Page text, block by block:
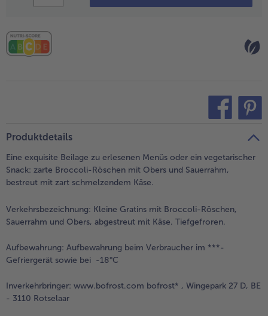
Produktdetails
Eine exquisite Beilage zu erlesenen Menüs oder ein vegetarischer
Snack: zarte Broccoli-Röschen mit Obers und Sauerrahm,
bestreut mit zart schmelzendem Käse.
Verkehrsbezeichnung: Kleine Gratins mit Broccoli-Röschen,
Sauerrahm und Obers, abgestreut mit Käse. Tiefgefroren.
Aufbewahrung: Aufbewahrung beim Verbraucher im ***-
Gefriergerät sowie bei -18°C
Inverkehrbringer: www.bofrost.com bofrost* , Wingepark 27 D, BE
- 3110 Rotselaar